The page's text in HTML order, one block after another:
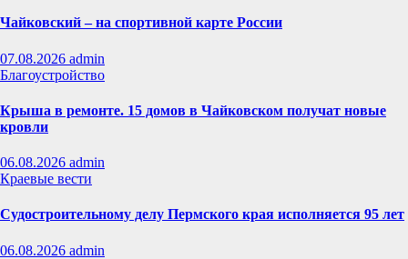
Чайковский – на спортивной карте России
07.08.2026 admin
Благоустройство
Крыша в ремонте. 15 домов в Чайковском получат новые
кровли
06.08.2026 admin
Краевые вести
Судостроительному делу Пермского края исполняется 95 лет
06.08.2026 admin